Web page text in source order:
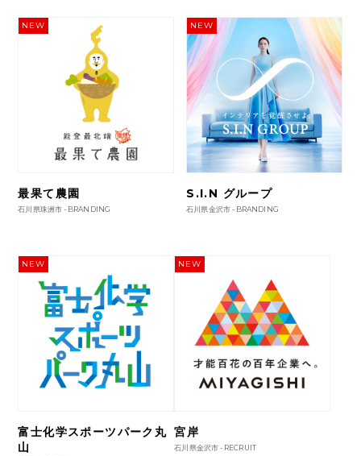
NEW
最果て農園
石川県珠洲市 - BRANDING
NEW
S.I.N グループ
石川県金沢市 - BRANDING
NEW
富士化学スポーツパーク丸
山
NEW
宮岸
石川県金沢市 - RECRUIT